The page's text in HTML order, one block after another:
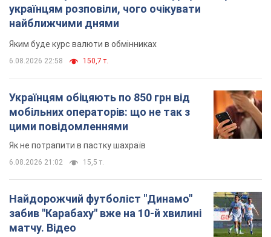
забив "Карабаху" вже на 10-й хвилині
матчу. Відео
Поєдинок відбувається в Польщі
6.08.2026 20:48 6,6 т.